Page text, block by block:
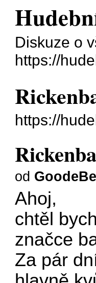
Diskuze o
https://
https://
od
Ahoj,
chtěl
značce
Za pár